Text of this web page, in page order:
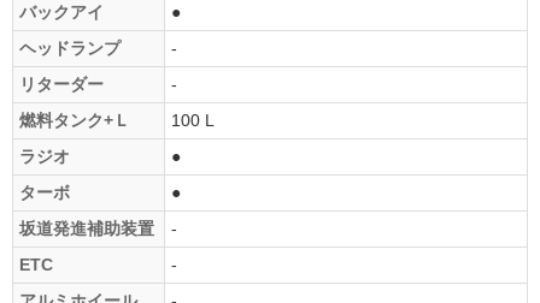
バックアイ
●
ヘッドランプ
-
リターダー
-
燃料タンク+Ｌ
100 L
ラジオ
●
ターボ
●
坂道発進補助装置
-
ETC
-